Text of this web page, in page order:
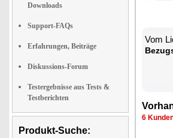
Downloads
Support-FAQs
Erfahrungen, Beiträge
Diskussions-Forum
Testergebnisse aus Tests &
Testberichten
Produkt-Suche:
Vom
6